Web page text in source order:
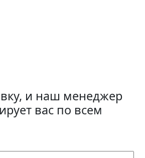
и наш менеджер
вас по всем